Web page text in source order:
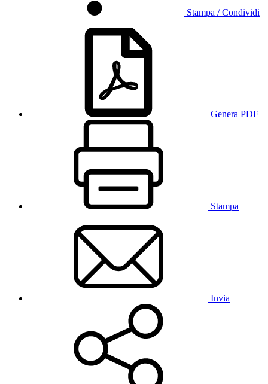
Stampa / Condividi
Genera PDF
Stampa
Invia